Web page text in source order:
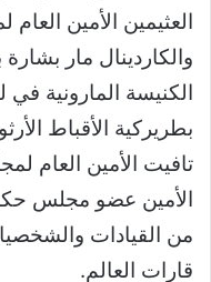
العثيمين الأمين العام
والكاردينال مار
الكنيسة المارونية في
بطريركية الأقباط
تافيت الأمين العام
الأمين عضو مجلس
من القيادات
قارات العالم.